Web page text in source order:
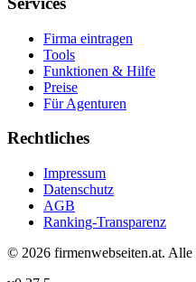
Firma eintragen
Tools
Funktionen & Hilfe
Preise
Für Agenturen
Rechtliches
Impressum
Datenschutz
AGB
Ranking-Transparenz
© 2026 firmenwebseiten.at. Alle